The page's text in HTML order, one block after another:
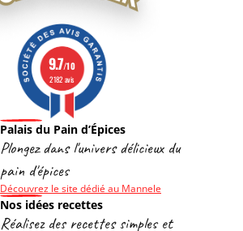
Palais du Pain d’Épices
Plongez dans l'univers délicieux du
pain d'épices
Découvrez le site dédié au Mannele
9.7/10
2182 avis
Nos idées recettes
Réalisez des recettes simples et